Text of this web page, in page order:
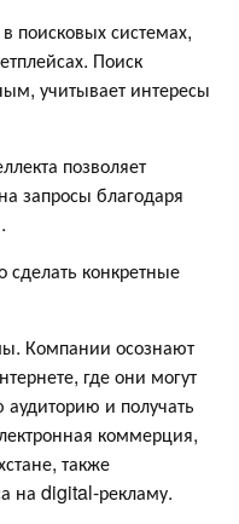
поисковых системах,
Поиск
учитывает интересы
позволяет
запросы благодаря
конкретные
Компании осознают
где они могут
аудиторию и получать
коммерция,
также
на digital-рекламу.